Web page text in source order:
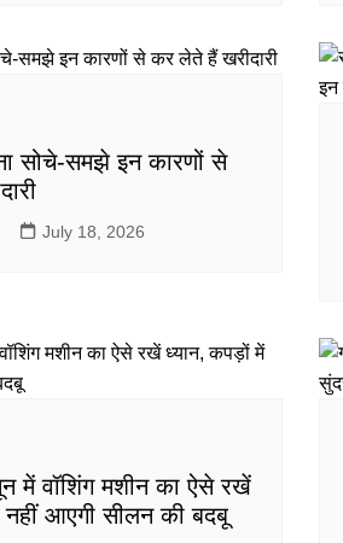
सोचे-समझे इन कारणों से
July 18, 2026
में वॉशिंग मशीन का ऐसे रखें
नहीं आएगी सीलन की बदबू